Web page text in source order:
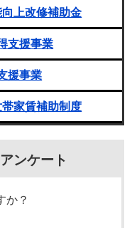
上改修補助金
支援事業
援事業
家賃補助制度
ンケート
か？